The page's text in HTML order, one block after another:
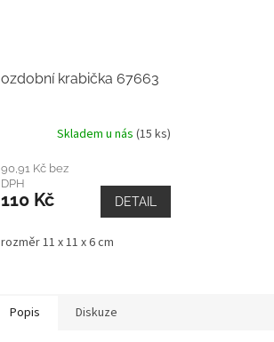
ozdobní krabička 67663
Skladem u nás (15 ks)
90,91 Kč bez
DPH
110 Kč DETAIL
rozměr 11 x 11 x 6 cm
Popis Diskuze